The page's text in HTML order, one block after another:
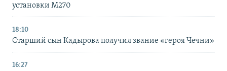
установки M270
18:10
Старший сын Кадырова получил звание «героя Чечни»
16:27